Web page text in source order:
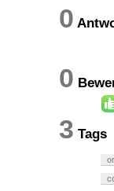
0
0
3